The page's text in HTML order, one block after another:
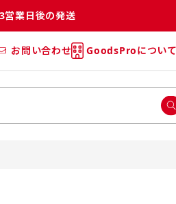
営業日後の発送
お問い合わせ GoodsProについて